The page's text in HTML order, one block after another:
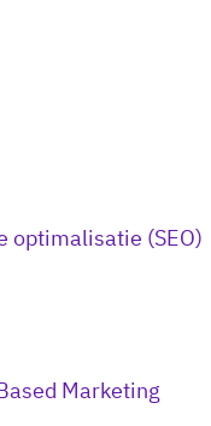
optimalisatie (SEO)
Marketing